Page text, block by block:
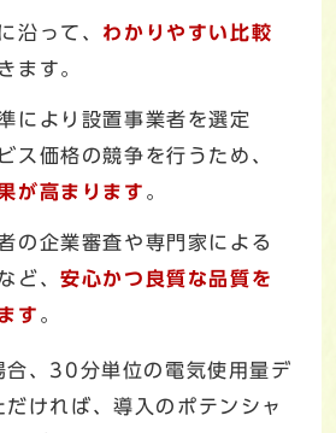
沿って、 わかりやすい比較
ます。
により設置事業者を選定
ス価格の競争を行うため、
が高まります 。
の企業審査や専門家による
ど、安心かつ良質な品質を
す 。
、30分単位の電気使用量デ
だければ、導入のポテンシャ